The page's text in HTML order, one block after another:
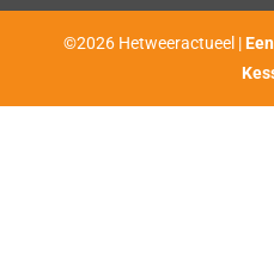
©2026 Hetweeractueel |